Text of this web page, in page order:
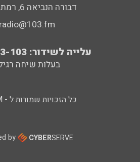
דבורה הנביאה 6, רמת השרון
radio@103.fm
עלייה לשידור: 0552-103-103
בעלות שיחה
כל הזכויות שמורות ל - 103FM
by CYBERSERVE